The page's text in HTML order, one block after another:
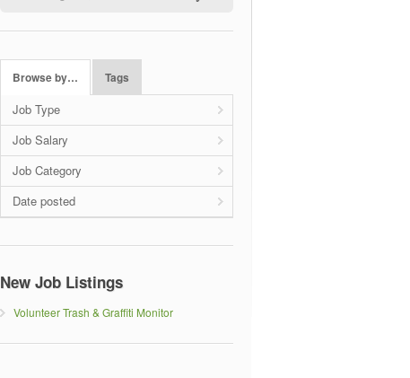
Browse by… Tags
Job Type
Job Salary
Job Category
Date posted
New Job Listings
Volunteer Trash & Graffiti Monitor